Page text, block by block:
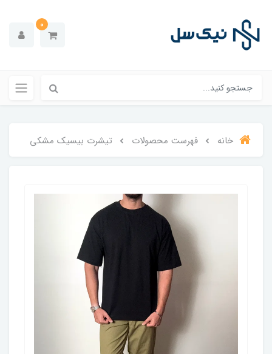
0
خانه فهرست محصولات تیشرت بیسیک مشکی